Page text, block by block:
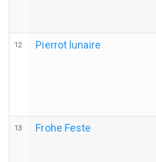
12 Pierrot lunaire
13 Frohe Feste